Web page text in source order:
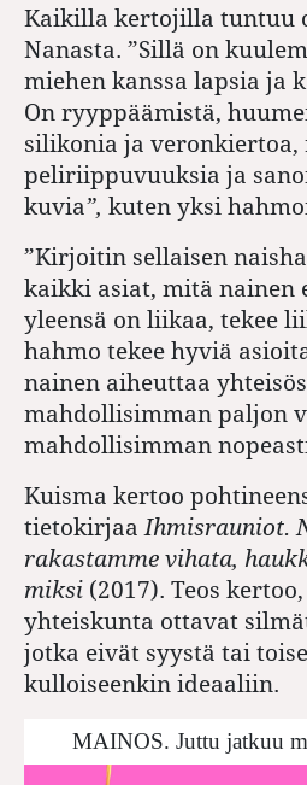
Kaikilla kertojilla tuntuu
Nanasta. ”Sillä on
miehen kanssa lapsia ja
On ryyppäämistä,
silikonia ja veronkiertoa,
peliriippuvuuksia ja
kuvia”, kuten yksi
”Kirjoitin sellaisen
kaikki asiat, mitä nainen
yleensä on liikaa, tekee
hahmo tekee hyviä
nainen aiheuttaa
mahdollisimman paljon
mahdollisimman
Kuisma kertoo
tietokirjaa Ihmisrauniot.
rakastamme vihata,
miksi (2017). Teos
yhteiskunta ottavat
jotka eivät syystä tai
kulloiseenkin ideaaliin.
MAINOS. Juttu jatkuu